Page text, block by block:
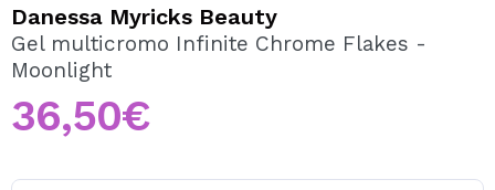
Al crear una cuenta en Maquillalia.com podrás realizar
tus compras rápidamente, revisar el estado de tus
Danessa Myricks Beauty
Gel multicromo Infinite Chrome Flakes -
Moonlight
36,50€